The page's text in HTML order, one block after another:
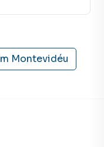
Campo Grande, o
interessados e
Montevidéu